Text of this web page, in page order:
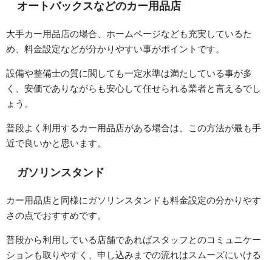
オートバックスなどのカー用品店
大手カー用品店の場合、ホームページなども充実しているた
め、料金設定などが分かりやすい事がポイントです。
設備や整備士の質に関しても一定水準は満たしている事が多
く、安価でありながらも安心して任せられる業者と言えるでし
ょう。
普段よく利用するカー用品店がある場合は、この方法が最も手
近で良いかと思います。
ガソリンスタンド
カー用品店と同様にガソリンスタンドも料金設定の分かりやす
さの点でおすすめです。
普段から利用している店舗であればスタッフとのコミュニケー
ションも取りやすく、申し込みまでの流れはスムーズにいける